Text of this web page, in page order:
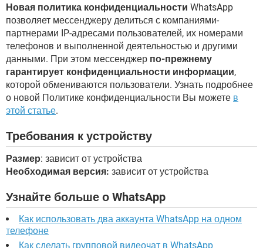
Новая политика конфиденциальности WhatsApp
позволяет мессенджеру делиться с компаниями-
партнерами IP-адресами пользователей, их номерами
телефонов и выполненной деятельностью и другими
данными. При этом мессенджер по-прежнему
гарантирует конфиденциальности информации,
которой обмениваются пользователи. Узнать подробнее
о новой Политике конфиденциальности Вы можете в
этой статье.
Требования к устройству
Размер: зависит от устройства
Необходимая версия: зависит от устройства
Узнайте больше о WhatsApp
Как использовать два аккаунта WhatsApp на одном
телефоне
Как сделать групповой видеочат в WhatsApp